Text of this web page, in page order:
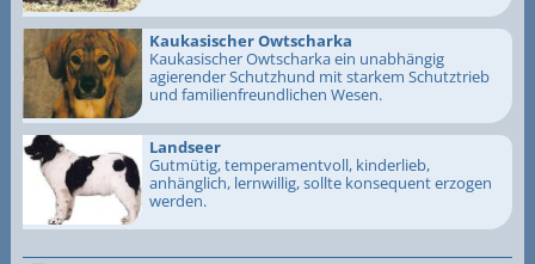
Kaukasischer Owtscharka
Kaukasischer Owtscharka ein unabhängig
agierender Schutzhund mit starkem Schutztrieb
und familienfreundlichen Wesen.
Landseer
Gutmütig, temperamentvoll, kinderlieb,
anhänglich, lernwillig, sollte konsequent erzogen
werden.